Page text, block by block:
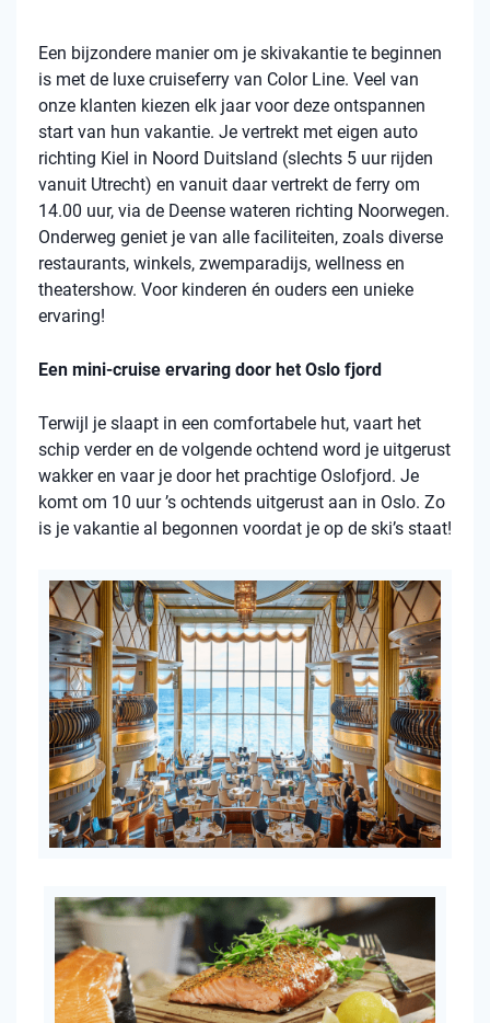
Een bijzondere manier om je skivakantie te beginnen
is met de luxe cruiseferry van Color Line. Veel van
onze klanten kiezen elk jaar voor deze ontspannen
start van hun vakantie. Je vertrekt met eigen auto
richting Kiel in Noord Duitsland (slechts 5 uur rijden
vanuit Utrecht) en vanuit daar vertrekt de ferry om
14.00 uur, via de Deense wateren richting Noorwegen.
Onderweg geniet je van alle faciliteiten, zoals diverse
restaurants, winkels, zwemparadijs, wellness en
theatershow. Voor kinderen én ouders een unieke
ervaring!
Een mini-cruise ervaring door het Oslo fjord
Terwijl je slaapt in een comfortabele hut, vaart het
schip verder en de volgende ochtend word je uitgerust
wakker en vaar je door het prachtige Oslofjord. Je
komt om 10 uur ’s ochtends uitgerust aan in Oslo. Zo
is je vakantie al begonnen voordat je op de ski’s staat!